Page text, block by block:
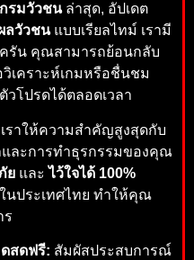
รมวัวชนล่าสุด, อัปเดต
ลวัวชนแบบเรียลไทม์ เรามี
น คุณสามารถย้อนกลับ
วิเคราะห์เกมหรือชื่นชม
วโปรดได้ตลอดเวลา
เราให้ความสำคัญสูงสุดกับ
ละการทำธุรกรรมของคุณ
ย และไว้ใจได้ 100%
นประเทศไทย ทำให้คุณ
ร
สดฟรี: สัมผัสประสบการณ์